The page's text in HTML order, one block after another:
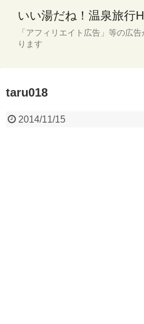
いい湯だね！温泉旅行
「アフィリエイト広告」等の広
ります
taru018
2014/11/15